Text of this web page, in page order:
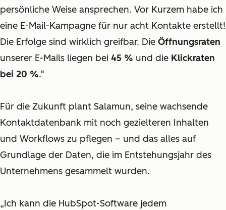
persönliche Weise ansprechen. Vor Kurzem habe ich
eine E-Mail-Kampagne für nur acht Kontakte erstellt!
Die Erfolge sind wirklich greifbar. Die Öffnungsraten
unserer E-Mails liegen bei 45 % und die Klickraten
bei 20 %.“
Für die Zukunft plant Salamun, seine wachsende
Kontaktdatenbank mit noch gezielteren Inhalten
und Workflows zu pflegen – und das alles auf
Grundlage der Daten, die im Entstehungsjahr des
Unternehmens gesammelt wurden.
„Ich kann die HubSpot-Software jedem